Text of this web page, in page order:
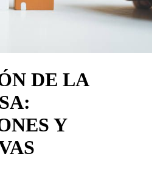
DE LA
Y